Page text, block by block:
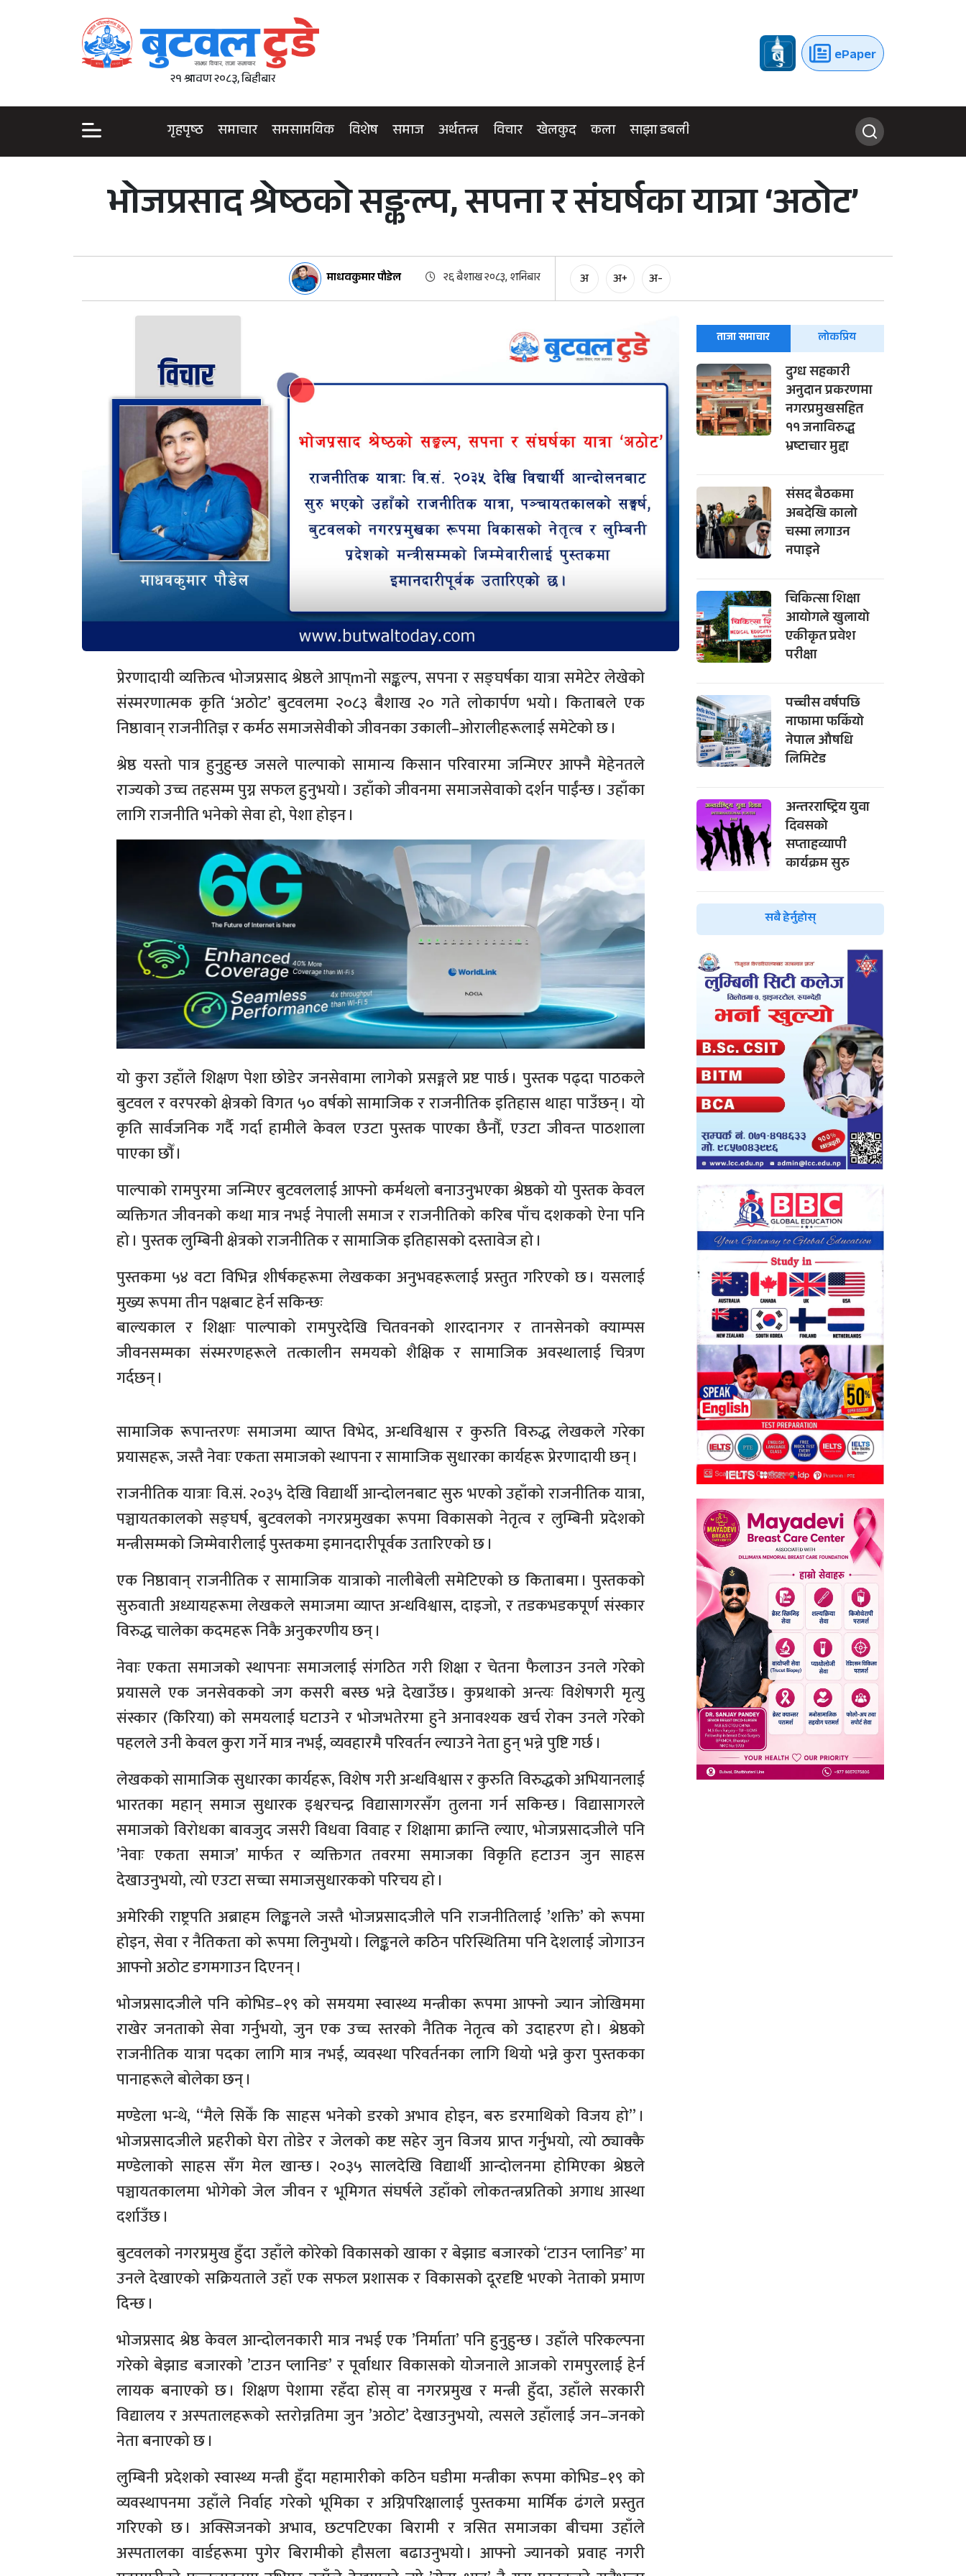
२१ श्रावण २०८३, बिहीबार
ePaper
गृहपृष्ठ समाचार समसामयिक विशेष समाज अर्थतन्त्र विचार खेलकुद कला साझा डबली
भोजप्रसाद श्रेष्ठको सङ्कल्प, सपना र संघर्षका यात्रा ‘अठोट’
माधवकुमार पौडेल २६ बैशाख २०८३, शनिबार अ अ+ अ-
प्रेरणादायी व्यक्तित्व भोजप्रसाद श्रेष्ठले आप्mनो सङ्कल्प, सपना र सङ्घर्षका यात्रा समेटेर लेखेको
संस्मरणात्मक कृति ‘अठोट’ बुटवलमा २०८३ बैशाख २० गते लोकार्पण भयो । किताबले एक
निष्ठावान् राजनीतिज्ञ र कर्मठ समाजसेवीको जीवनका उकाली–ओरालीहरूलाई समेटेको छ ।
श्रेष्ठ यस्तो पात्र हुनुहुन्छ जसले पाल्पाको सामान्य किसान परिवारमा जन्मिएर आफ्नै मेहेनतले
राज्यको उच्च तहसम्म पुग्न सफल हुनुभयो । उहाँको जीवनमा समाजसेवाको दर्शन पाईंन्छ । उहाँका
लागि राजनीति भनेको सेवा हो, पेशा होइन ।
यो कुरा उहाँले शिक्षण पेशा छोडेर जनसेवामा लागेको प्रसङ्गले प्रष्ट पार्छ । पुस्तक पढ्दा पाठकले
बुटवल र वरपरको क्षेत्रको विगत ५० वर्षको सामाजिक र राजनीतिक इतिहास थाहा पाउँछन् । यो
कृति सार्वजनिक गर्दै गर्दा हामीले केवल एउटा पुस्तक पाएका छैनौँ, एउटा जीवन्त पाठशाला
पाएका छौँ ।
पाल्पाको रामपुरमा जन्मिएर बुटवललाई आफ्नो कर्मथलो बनाउनुभएका श्रेष्ठको यो पुस्तक केवल
व्यक्तिगत जीवनको कथा मात्र नभई नेपाली समाज र राजनीतिको करिब पाँच दशकको ऐना पनि
हो । पुस्तक लुम्बिनी क्षेत्रको राजनीतिक र सामाजिक इतिहासको दस्तावेज हो ।
पुस्तकमा ५४ वटा विभिन्न शीर्षकहरूमा लेखकका अनुभवहरूलाई प्रस्तुत गरिएको छ । यसलाई
मुख्य रूपमा तीन पक्षबाट हेर्न सकिन्छः
बाल्यकाल र शिक्षाः पाल्पाको रामपुरदेखि चितवनको शारदानगर र तानसेनको क्याम्पस
जीवनसम्मका संस्मरणहरूले तत्कालीन समयको शैक्षिक र सामाजिक अवस्थालाई चित्रण
गर्दछन् ।
सामाजिक रूपान्तरणः समाजमा व्याप्त विभेद, अन्धविश्वास र कुरुति विरुद्ध लेखकले गरेका
प्रयासहरू, जस्तै नेवाः एकता समाजको स्थापना र सामाजिक सुधारका कार्यहरू प्रेरणादायी छन् ।
राजनीतिक यात्राः वि.सं. २०३५ देखि विद्यार्थी आन्दोलनबाट सुरु भएको उहाँको राजनीतिक यात्रा,
पञ्चायतकालको सङ्घर्ष, बुटवलको नगरप्रमुखका रूपमा विकासको नेतृत्व र लुम्बिनी प्रदेशको
मन्त्रीसम्मको जिम्मेवारीलाई पुस्तकमा इमानदारीपूर्वक उतारिएको छ ।
एक निष्ठावान् राजनीतिक र सामाजिक यात्राको नालीबेली समेटिएको छ किताबमा । पुस्तकको
सुरुवाती अध्यायहरूमा लेखकले समाजमा व्याप्त अन्धविश्वास, दाइजो, र तडकभडकपूर्ण संस्कार
विरुद्ध चालेका कदमहरू निकै अनुकरणीय छन् ।
नेवाः एकता समाजको स्थापनाः समाजलाई संगठित गरी शिक्षा र चेतना फैलाउन उनले गरेको
प्रयासले एक जनसेवकको जग कसरी बस्छ भन्ने देखाउँछ । कुप्रथाको अन्त्यः विशेषगरी मृत्यु
संस्कार (किरिया) को समयलाई घटाउने र भोजभतेरमा हुने अनावश्यक खर्च रोक्न उनले गरेको
पहलले उनी केवल कुरा गर्ने मात्र नभई, व्यवहारमै परिवर्तन ल्याउने नेता हुन् भन्ने पुष्टि गर्छ ।
लेखकको सामाजिक सुधारका कार्यहरू, विशेष गरी अन्धविश्वास र कुरुति विरुद्धको अभियानलाई
भारतका महान् समाज सुधारक इश्वरचन्द्र विद्यासागरसँग तुलना गर्न सकिन्छ । विद्यासागरले
समाजको विरोधका बावजुद जसरी विधवा विवाह र शिक्षामा क्रान्ति ल्याए, भोजप्रसादजीले पनि
’नेवाः एकता समाज’ मार्फत र व्यक्तिगत तवरमा समाजका विकृति हटाउन जुन साहस
देखाउनुभयो, त्यो एउटा सच्चा समाजसुधारकको परिचय हो ।
अमेरिकी राष्ट्रपति अब्राहम लिङ्कनले जस्तै भोजप्रसादजीले पनि राजनीतिलाई ’शक्ति’ को रूपमा
होइन, सेवा र नैतिकता को रूपमा लिनुभयो । लिङ्कनले कठिन परिस्थितिमा पनि देशलाई जोगाउन
आफ्नो अठोट डगमगाउन दिएनन् ।
भोजप्रसादजीले पनि कोभिड–१९ को समयमा स्वास्थ्य मन्त्रीका रूपमा आफ्नो ज्यान जोखिममा
राखेर जनताको सेवा गर्नुभयो, जुन एक उच्च स्तरको नैतिक नेतृत्व को उदाहरण हो । श्रेष्ठको
राजनीतिक यात्रा पदका लागि मात्र नभई, व्यवस्था परिवर्तनका लागि थियो भन्ने कुरा पुस्तकका
पानाहरूले बोलेका छन् ।
मण्डेला भन्थे, “मैले सिकेँ कि साहस भनेको डरको अभाव होइन, बरु डरमाथिको विजय हो’’ ।
भोजप्रसादजीले प्रहरीको घेरा तोडेर र जेलको कष्ट सहेर जुन विजय प्राप्त गर्नुभयो, त्यो ठ्याक्कै
मण्डेलाको साहस सँग मेल खान्छ । २०३५ सालदेखि विद्यार्थी आन्दोलनमा होमिएका श्रेष्ठले
पञ्चायतकालमा भोगेको जेल जीवन र भूमिगत संघर्षले उहाँको लोकतन्त्रप्रतिको अगाध आस्था
दर्शाउँछ ।
बुटवलको नगरप्रमुख हुँदा उहाँले कोरेको विकासको खाका र बेझाड बजारको ‘टाउन प्लानिङ’ मा
उनले देखाएको सक्रियताले उहाँ एक सफल प्रशासक र विकासको दूरदृष्टि भएको नेताको प्रमाण
दिन्छ ।
भोजप्रसाद श्रेष्ठ केवल आन्दोलनकारी मात्र नभई एक ’निर्माता’ पनि हुनुहुन्छ । उहाँले परिकल्पना
गरेको बेझाड बजारको ’टाउन प्लानिङ’ र पूर्वाधार विकासको योजनाले आजको रामपुरलाई हेर्न
लायक बनाएको छ । शिक्षण पेशामा रहँदा होस् वा नगरप्रमुख र मन्त्री हुँदा, उहाँले सरकारी
विद्यालय र अस्पतालहरूको स्तरोन्नतिमा जुन ’अठोट’ देखाउनुभयो, त्यसले उहाँलाई जन–जनको
नेता बनाएको छ ।
लुम्बिनी प्रदेशको स्वास्थ्य मन्त्री हुँदा महामारीको कठिन घडीमा मन्त्रीका रूपमा कोभिड–१९ को
व्यवस्थापनमा उहाँले निर्वाह गरेको भूमिका र अग्निपरिक्षालाई पुस्तकमा मार्मिक ढंगले प्रस्तुत
गरिएको छ । अक्सिजनको अभाव, छटपटिएका बिरामी र त्रसित समाजका बीचमा उहाँले
अस्पतालका वार्डहरूमा पुगेर बिरामीको हौसला बढाउनुभयो । आफ्नो ज्यानको प्रवाह नगरी
ताजा समाचार लोकप्रिय
दुग्ध सहकारी
अनुदान प्रकरणमा
नगरप्रमुखसहित
११ जनाविरुद्ध
भ्रष्टाचार मुद्दा
संसद बैठकमा
अबदेखि कालो
चस्मा लगाउन
नपाइने
चिकित्सा शिक्षा
आयोगले खुलायो
एकीकृत प्रवेश
परीक्षा
पच्चीस वर्षपछि
नाफामा फर्कियो
नेपाल औषधि
लिमिटेड
अन्तरराष्ट्रिय युवा
दिवसको
सप्ताहव्यापी
कार्यक्रम सुरु
सबै हेर्नुहोस्